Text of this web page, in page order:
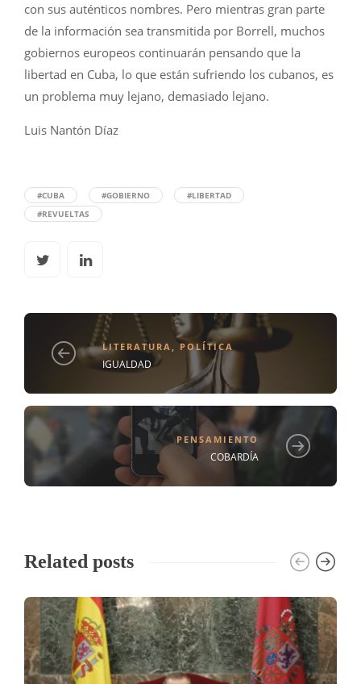
con sus auténticos nombres. Pero mientras gran parte
de la información sea transmitida por Borrell, muchos
gobiernos europeos continuarán pensando que la
libertad en Cuba, lo que están sufriendo los cubanos, es
un problema muy lejano, demasiado lejano.
Luis Nantón Díaz
#CUBA #GOBIERNO
#LIBERTAD
#REVUELTAS
LITERATURA ,POLÍTICA
IGUALDAD
PENSAMIENTO
COBARDÍA
Related posts